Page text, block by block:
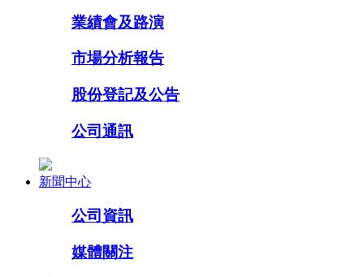
業績會及路演
市場分析報告
股份登記及公告
公司通訊
新聞中心
公司資訊
媒體關注